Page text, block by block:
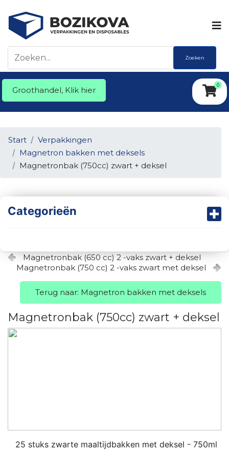
Zoeken
Groothandel, Klik hier
0
Start
Verpakkingen
Magnetron bakken met deksels
Magnetronbak (750cc) zwart + deksel
Categorieën
Magnetronbak (650 cc) 2 -vaks zwart + deksel
Magnetronbak (750 cc) 2 -vaks zwart met deksel
Terug naar: Magnetron bakken met deksels
Magnetronbak (750cc) zwart + deksel
25 stuks zwarte maaltijdbakken met deksel - 750ml